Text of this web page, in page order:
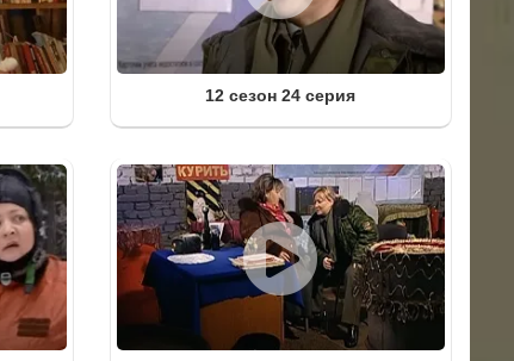
12 сезон 24 серия